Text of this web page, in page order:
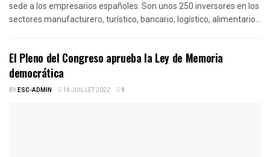
sede a los empresarios españoles. Son unos 250 inversores en los
sectores manufacturero, turístico, bancario, logístico, alimentario...
El Pleno del Congreso aprueba la Ley de Memoria
democrática
BYESC-ADMIN 14 JUILLET 2022 9